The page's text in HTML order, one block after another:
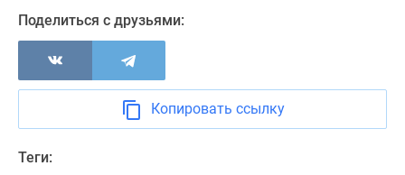
Мнение
эксперта
Аналитика
рынка
Эксперты
Поделиться с друзьями:
Копировать ссылку
Теги: